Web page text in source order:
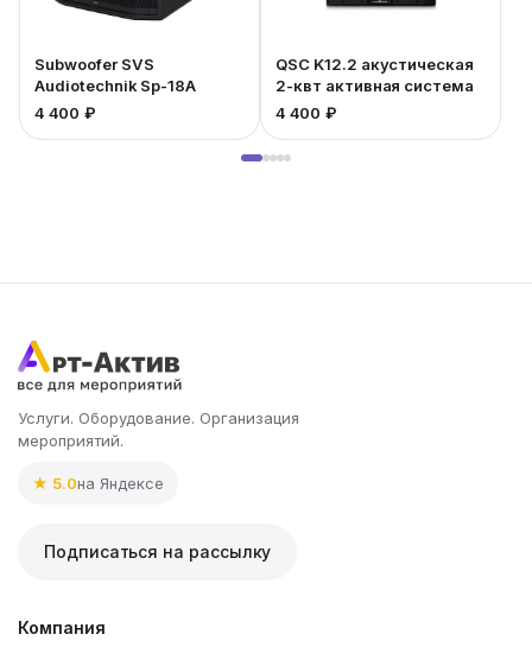
Subwoofer SVS
Audiotechnik Sp-18A
4 400 ₽
QSC K12.2 акустическая
2-квт активная система
4 400 ₽
Услуги. Оборудование. Организация
мероприятий.
★ 5.0на Яндексе
Подписаться на рассылку
Компания